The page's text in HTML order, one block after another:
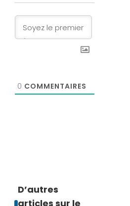
0 COMMENTAIRES
D’autres
articles sur le